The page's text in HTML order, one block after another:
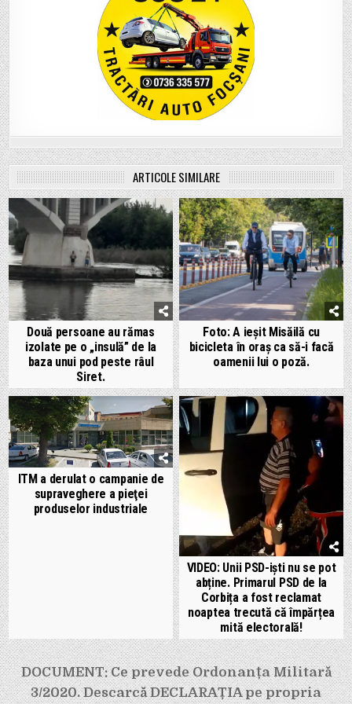
ARTICOLE SIMILARE
Două persoane au rămas
izolate pe o „insulă” de la
baza unui pod peste râul
Siret.
Foto: A ieșit Misăilă cu
bicicleta în oraș ca să-i facă
oamenii lui o poză.
ITM a derulat o campanie de
supraveghere a pieţei
produselor industriale
VIDEO: Unii PSD-iști nu se pot
abține. Primarul PSD de la
Corbița a fost reclamat
noaptea trecută că împărțea
mită electorală!
Navigare
în
DOCUMENT: Ce prevede Ordonanța Militară
3/2020. Descarcă DECLARAȚIA pe propria